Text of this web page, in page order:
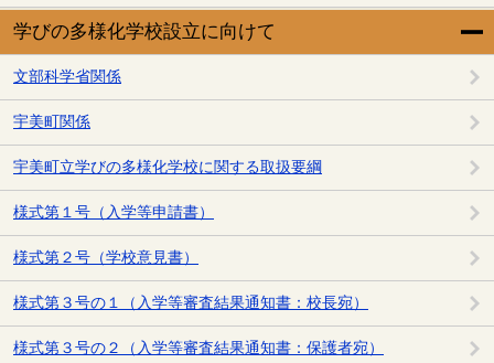
学びの多様化学校設立に向けて
文部科学省関係
宇美町関係
宇美町立学びの多様化学校に関する取扱要綱
様式第１号（入学等申請書）
様式第２号（学校意見書）
様式第３号の１（入学等審査結果通知書：校長宛）
様式第３号の２（入学等審査結果通知書：保護者宛）